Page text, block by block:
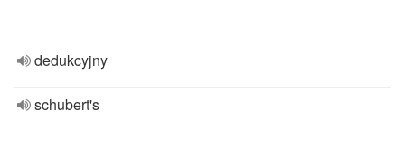
dedukcyjny
schubert's